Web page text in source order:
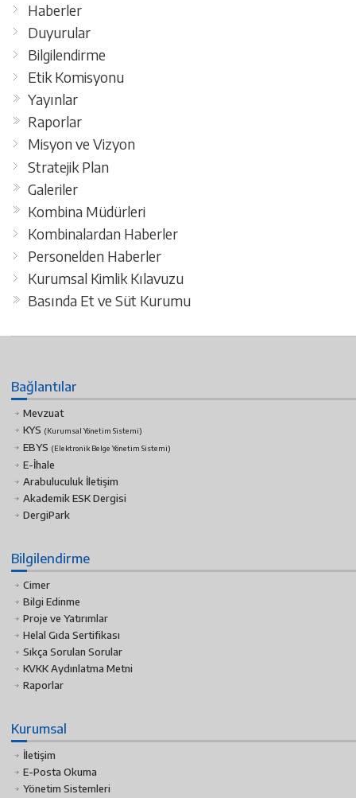
Haberler
Duyurular
Bilgilendirme
Etik Komisyonu
Yayınlar
Raporlar
Misyon ve Vizyon
Stratejik Plan
Galeriler
Kombina Müdürleri
Kombinalardan Haberler
Personelden Haberler
Kurumsal Kimlik Kılavuzu
Basında Et ve Süt Kurumu
Bağlantılar
Mevzuat
KYS (Kurumsal Yönetim Sistemi)
EBYS (Elektronik Belge Yönetim Sistemi)
E-İhale
Arabuluculuk İletişim
Akademik ESK Dergisi
DergiPark
Bilgilendirme
Cimer
Bilgi Edinme
Proje ve Yatırımlar
Helal Gıda Sertifikası
Sıkça Sorulan Sorular
KVKK Aydınlatma Metni
Raporlar
Kurumsal
İletişim
E-Posta Okuma
Yönetim Sistemleri